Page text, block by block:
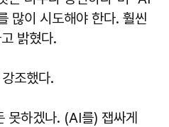
많이 시도해야 한다. 훨씬
밝혔다.
조했다.
못하겠나. (AI를) 잽싸게